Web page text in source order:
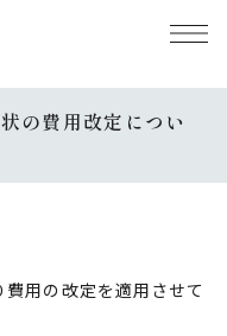
の費用改定につい
用の改定を適用させて